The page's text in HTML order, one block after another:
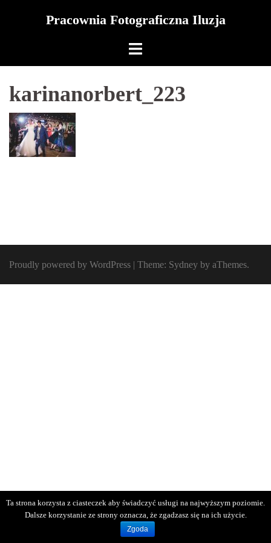
Pracownia Fotograficzna Iluzja
karinanorbert_223
Proudly powered by WordPress | Theme: Sydney by aThemes.
Ta strona korzysta z ciasteczek aby świadczyć usługi na najwyższym poziomie.
Dalsze korzystanie ze strony oznacza, że zgadzasz się na ich użycie.
Zgoda